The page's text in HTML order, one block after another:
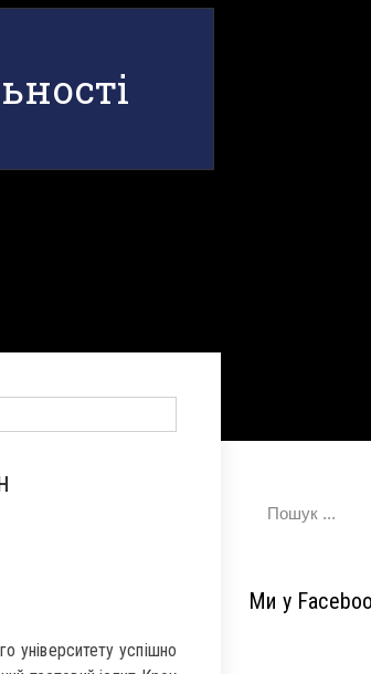
університету успішно
Ми у